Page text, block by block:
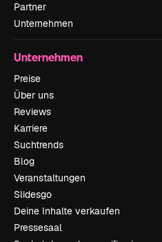
Partner
Unternehmen
Unternehmen
Preise
Über uns
Reviews
Karriere
Suchtrends
Blog
Veranstaltungen
Slidesgo
Deine Inhalte verkaufen
Pressesaal